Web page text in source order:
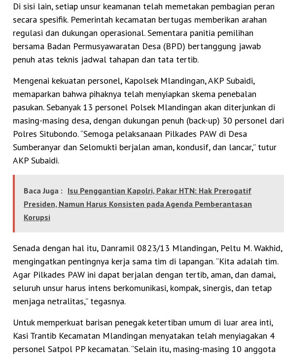
Di sisi lain, setiap unsur keamanan telah memetakan pembagian peran
secara spesifik. Pemerintah kecamatan bertugas memberikan arahan
regulasi dan dukungan operasional. Sementara panitia pemilihan
bersama Badan Permusyawaratan Desa (BPD) bertanggung jawab
penuh atas teknis jadwal tahapan dan tata tertib.
Mengenai kekuatan personel, Kapolsek Mlandingan, AKP Subaidi,
memaparkan bahwa pihaknya telah menyiapkan skema penebalan
pasukan. Sebanyak 13 personel Polsek Mlandingan akan diterjunkan di
masing-masing desa, dengan dukungan penuh (back-up) 30 personel dari
Polres Situbondo. “Semoga pelaksanaan Pilkades PAW di Desa
Sumberanyar dan Selomukti berjalan aman, kondusif, dan lancar,” tutur
AKP Subaidi.
Baca Juga : Isu Penggantian Kapolri, Pakar HTN: Hak Prerogatif
Presiden, Namun Harus Konsisten pada Agenda Pemberantasan
Korupsi
Senada dengan hal itu, Danramil 0823/13 Mlandingan, Peltu M. Wakhid,
mengingatkan pentingnya kerja sama tim di lapangan. “Kita adalah tim.
Agar Pilkades PAW ini dapat berjalan dengan tertib, aman, dan damai,
seluruh unsur harus intens berkomunikasi, kompak, sinergis, dan tetap
menjaga netralitas,” tegasnya.
Untuk memperkuat barisan penegak ketertiban umum di luar area inti,
Kasi Trantib Kecamatan Mlandingan menyatakan telah menyiagakan 4
personel Satpol PP kecamatan. “Selain itu, masing-masing 10 anggota